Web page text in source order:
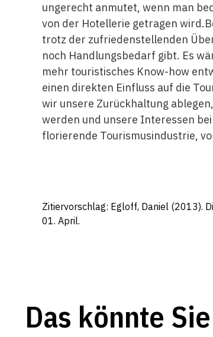
ungerecht anmutet, wenn man
von der Hotellerie getragen
trotz der zufrie­denstellenden
noch Hand­lungsbedarf gibt. Es
mehr touristisches Know-how
einen direkten Einfluss auf die
wir unsere Zurückhaltung
werden und unsere Interessen
florierende Tourismusindustrie,
Zitiervorschlag: Egloff, Daniel (2013).
01. April.
Das könnte